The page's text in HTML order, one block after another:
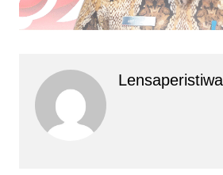
Lensaperistiwa